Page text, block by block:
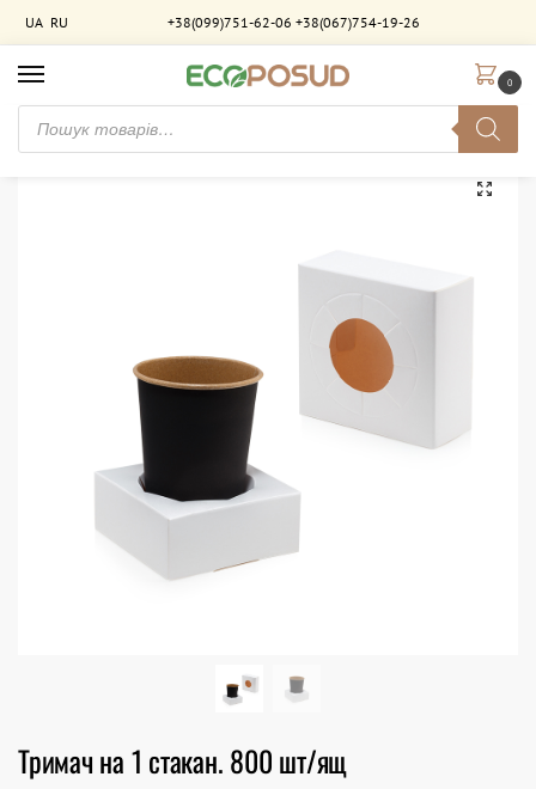
UA RU +38(099)751-62-06 +38(067)754-19-26
0
Головна / Паковання для фастфуду Тримач на 1 стакан. 800 шт/ящ
Тримач на 1 стакан. 800 шт/ящ